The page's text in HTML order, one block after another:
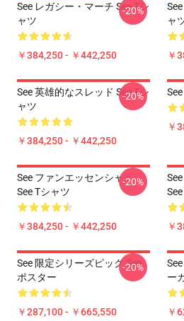
See レガシー・マーチ See Tシ
ャツ
￥384,250 - ￥442,250
-20%
ャ
￥
See 英雄的なスレッド See Tシ
ャツ
￥384,250 - ￥442,250
-20%
￥
See ファンエッセンシャル
See Tシャツ
￥384,250 - ￥442,250
-20%
￥
See 限定シリーズピック See
ポスター
￥287,100 - ￥665,550
-20%
ー
￥